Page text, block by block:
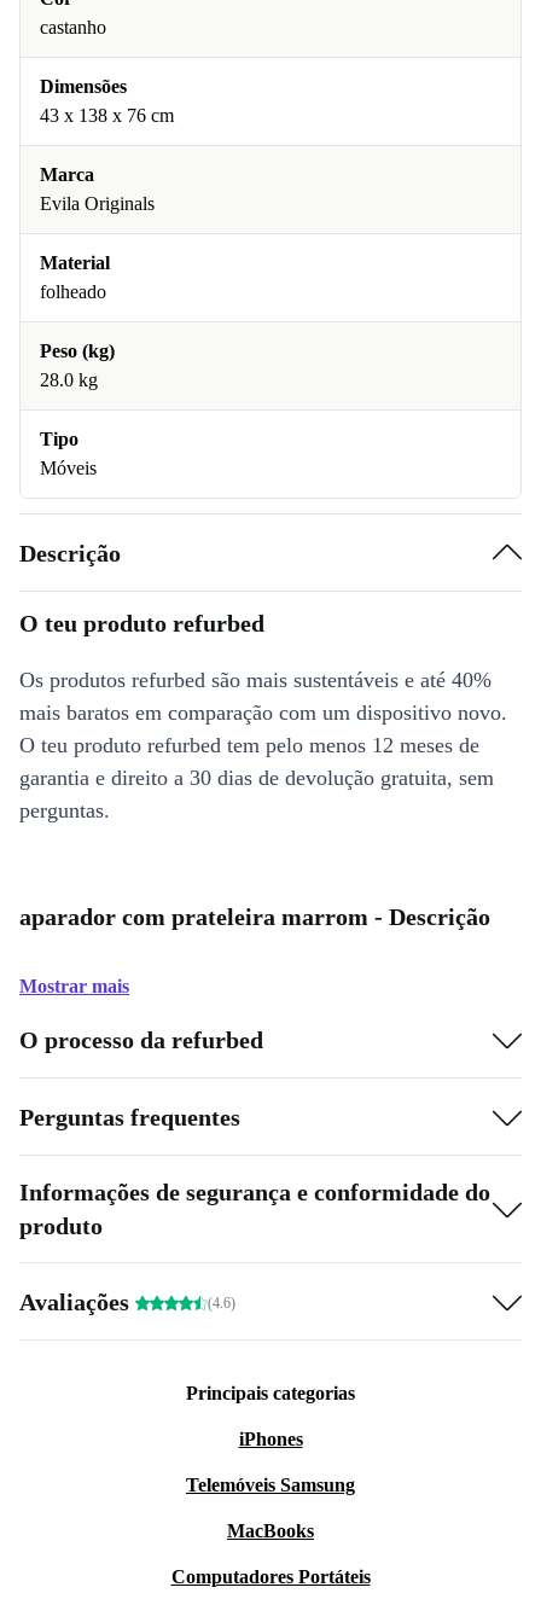
castanho
Dimensões
43 x 138 x 76 cm
Marca
Evila Originals
Material
folheado
Peso (kg)
28.0 kg
Tipo
Móveis
Descrição
O teu produto refurbed
Os produtos refurbed são mais sustentáveis e até 40%
mais baratos em comparação com um dispositivo novo.
O teu produto refurbed tem pelo menos 12 meses de
garantia e direito a 30 dias de devolução gratuita, sem
perguntas.
aparador com prateleira marrom - Descrição
Mostrar mais
O processo da refurbed
Perguntas frequentes
Informações de segurança e conformidade do
produto
Avaliações (4.6)
Principais categorias
iPhones
Telemóveis Samsung
MacBooks
Computadores Portáteis